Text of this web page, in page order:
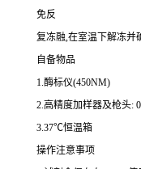
免反
复冻融,在室温下解冻并
自备物品
1.酶标仪(450NM)
2.高精度加样器及枪头:
3.37℃恒温箱
操作注意事项